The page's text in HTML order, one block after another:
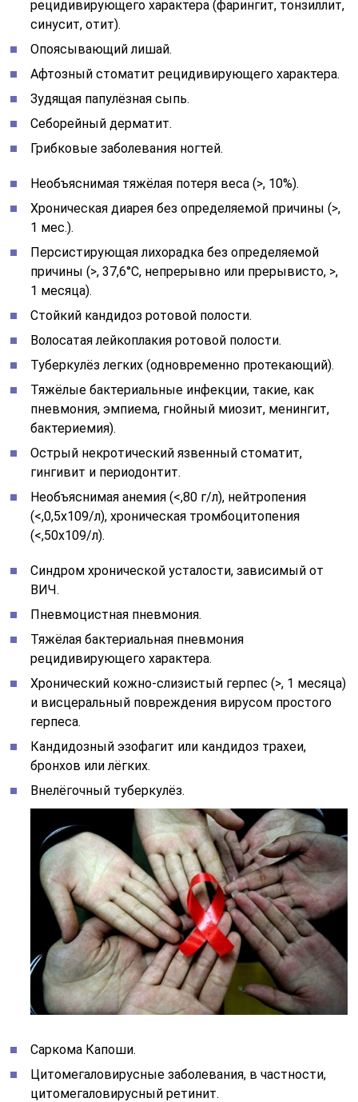
рецидивирующего характера (фарингит, тонзиллит,
синусит, отит).
Опоясывающий лишай.
Афтозный стоматит рецидивирующего характера.
Зудящая папулёзная сыпь.
Себорейный дерматит.
Грибковые заболевания ногтей.
Необъяснимая тяжёлая потеря веса (>, 10%).
Хроническая диарея без определяемой причины (>,
1 мес.).
Персистирующая лихорадка без определяемой
причины (>, 37,6°C, непрерывно или прерывисто, >,
1 месяца).
Стойкий кандидоз ротовой полости.
Волосатая лейкоплакия ротовой полости.
Туберкулёз легких (одновременно протекающий).
Тяжёлые бактериальные инфекции, такие, как
пневмония, эмпиема, гнойный миозит, менингит,
бактериемия).
Острый некротический язвенный стоматит,
гингивит и периодонтит.
Необъяснимая анемия (<,80 г/л), нейтропения
(<,0,5х109/л), хроническая тромбоцитопения
(<,50х109/л).
Синдром хронической усталости, зависимый от
ВИЧ.
Пневмоцистная пневмония.
Тяжёлая бактериальная пневмония
рецидивирующего характера.
Хронический кожно-слизистый герпес (>, 1 месяца)
и висцеральный повреждения вирусом простого
герпеса.
Кандидозный эзофагит или кандидоз трахеи,
бронхов или лёгких.
Внелёгочный туберкулёз.
Саркома Капоши.
Цитомегаловирусные заболевания, в частности,
цитомегаловирусный ретинит.